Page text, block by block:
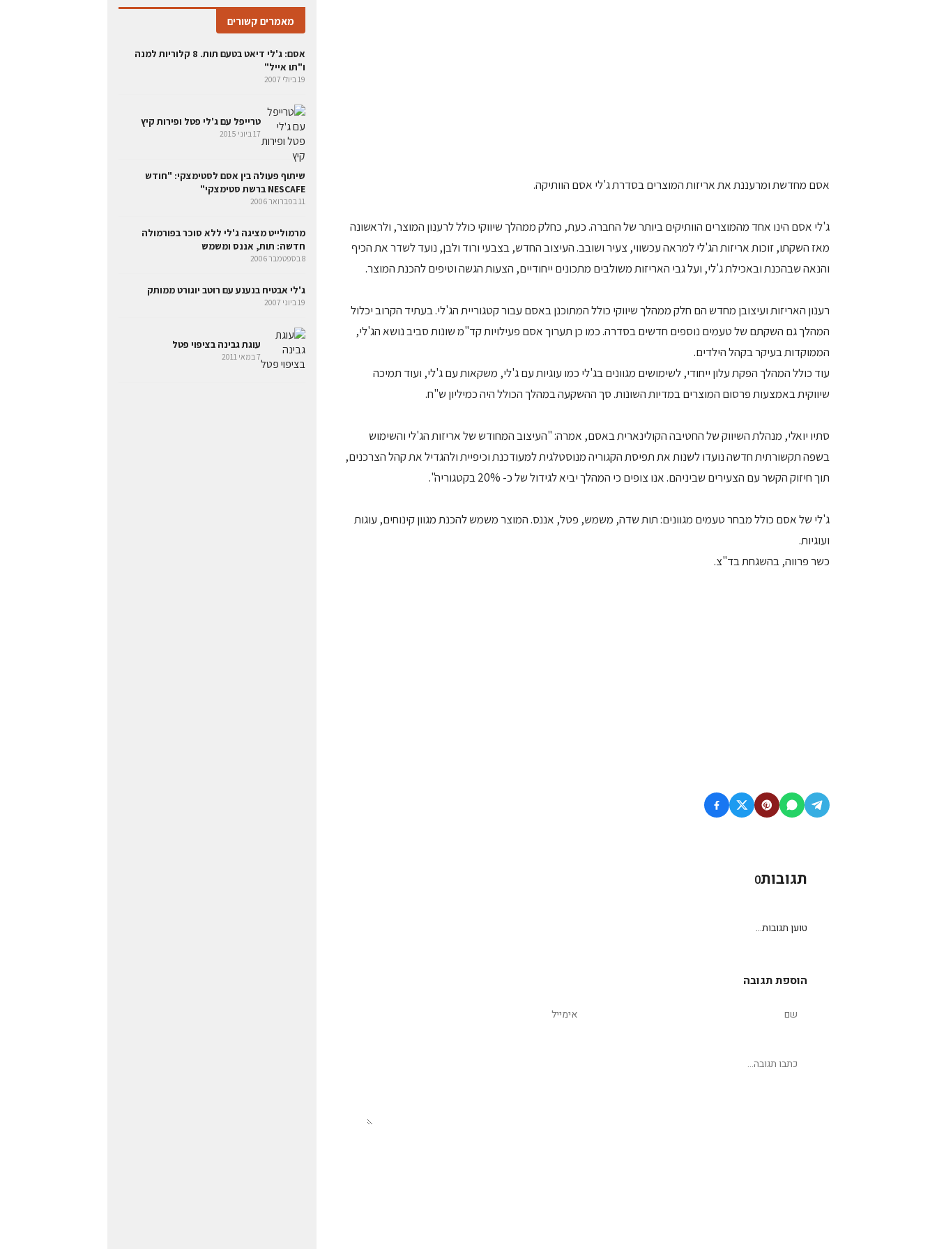
אסם מחדשת ומרעננת את אריזות המוצרים בסדרת ג'לי אסם הוותיקה.
ג'לי אסם הינו אחד מהמוצרים הוותיקים ביותר של החברה. כעת, כחלק ממהלך שיווקי כולל לרענון המוצר, ולראשונה
מאז השקתו, זוכות אריזות הג'לי למראה עכשווי, צעיר ושובב. העיצוב החדש, בצבעי ורוד ולבן, נועד לשדר את הכיף
והנאה שבהכנת ובאכילת ג'לי, ועל גבי האריזות משולבים מתכונים ייחודיים, הצעות הגשה וטיפים להכנת המוצר.
רענון האריזות ועיצובן מחדש הם חלק ממהלך שיווקי כולל המתוכנן באסם עבור קטגוריית הג'לי. בעתיד הקרוב יכלול
המהלך גם השקתם של טעמים נוספים חדשים בסדרה. כמו כן תערוך אסם פעילויות קד"מ שונות סביב נושא הג'לי,
הממוקדות בעיקר בקהל הילדים.
עוד כולל המהלך הפקת עלון ייחודי, לשימושים מגוונים בג'לי כמו עוגיות עם ג'לי, משקאות עם ג'לי, ועוד תמיכה
שיווקית באמצעות פרסום המוצרים במדיות השונות. סך ההשקעה במהלך הכולל היה כמיליון ש"ח.
סתיו יואלי, מנהלת השיווק של החטיבה הקולינארית באסם, אמרה: "העיצוב המחודש של אריזות הג'לי והשימוש
בשפה תקשורתית חדשה נועדו לשנות את תפיסת הקגוריה מנוסטלגית למעודכנת וכיפיית ולהגדיל את קהל הצרכנים,
תוך חיזוק הקשר עם הצעירים שביניהם. אנו צופים כי המהלך יביא לגידול של כ- 20% בקטגוריה".
ג'לי של אסם כולל מבחר טעמים מגוונים: תות שדה, משמש, פטל, אננס. המוצר משמש להכנת מגוון קינוחים, עוגות
ועוגיות.
כשר פרווה, בהשגחת בד"צ.
תגובות0
טוען תגובות...
הוספת תגובה
מאמרים קשורים
אסם: ג'לי דיאט בטעם תות. 8 קלוריות למנה
ו"תו אייל"
19 ביולי 2007
טרייפל עם ג'לי פטל ופירות קיץ
17 ביוני 2015
שיתוף פעולה בין אסם לסטימצקי: "חודש
NESCAFE ברשת סטימצקי"
11 בפברואר 2006
מרמולייט מציגה ג'לי ללא סוכר בפורמולה
חדשה: תות, אננס ומשמש
8 בספטמבר 2006
ג'לי אבטיח בנענע עם רוטב יוגורט ממותק
19 ביוני 2007
עוגת גבינה בציפוי פטל
7 במאי 2011